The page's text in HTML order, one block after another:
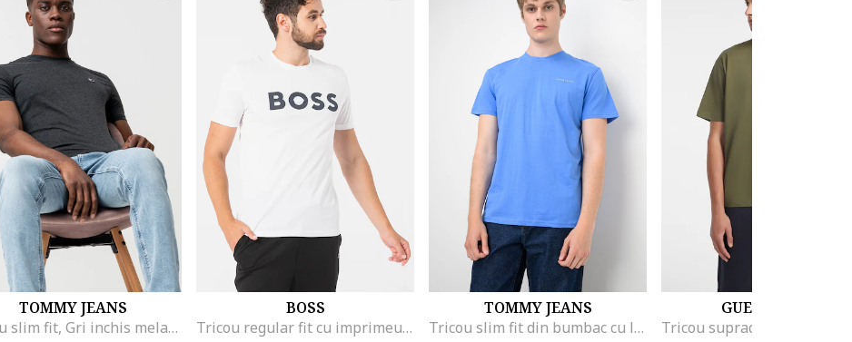
TOMMY JEANS
Tricou slim fit, Gri inchis melange
BOSS
Tricou regular fit cu imprimeu logo cauciucat Thinking, Negru/Alb optic
TOMMY JEANS
Tricou slim fit din bumbac cu logo discret
GUESS JEANS